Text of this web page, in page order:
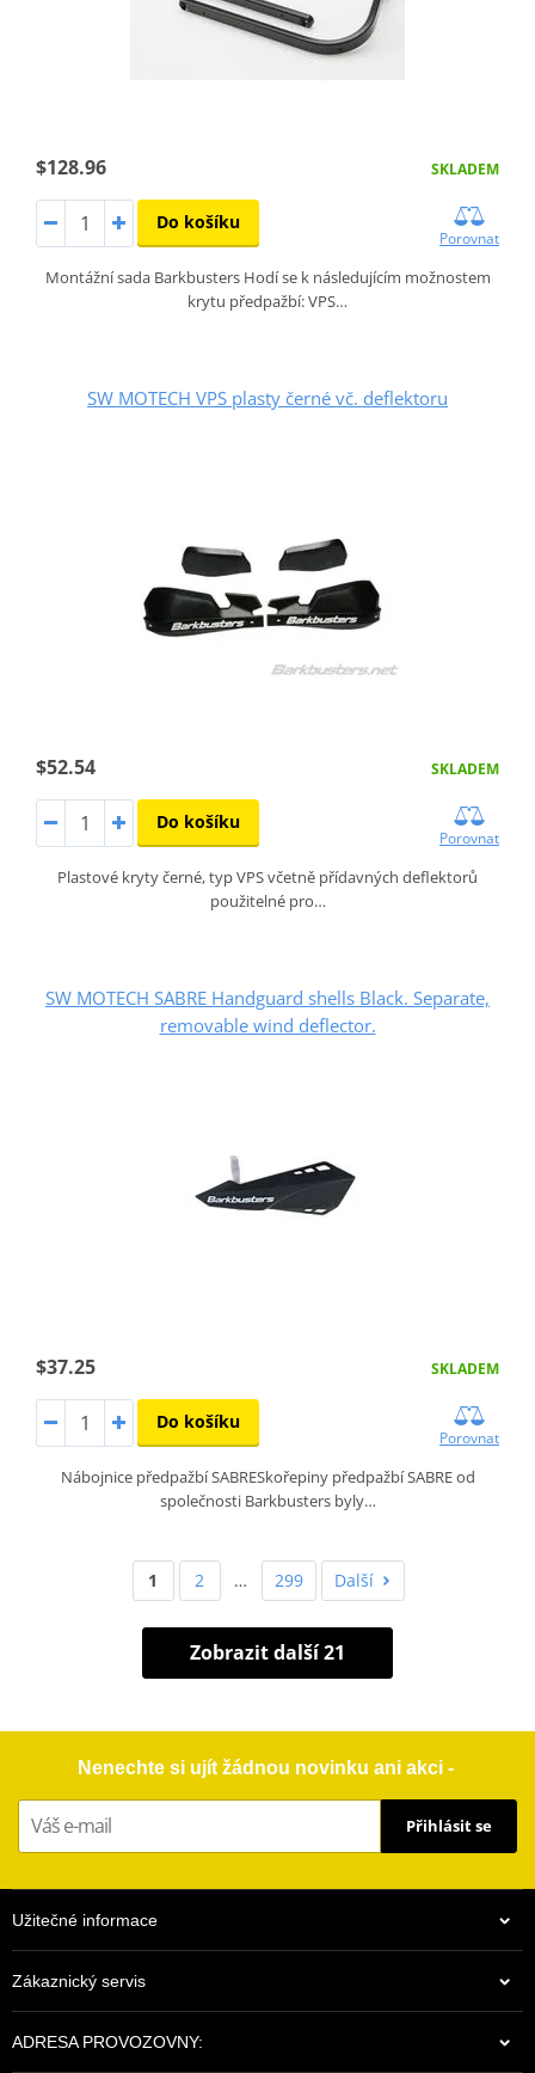
$128.96 SKLADEM
Do košíku
Porovnat
Montážní sada Barkbusters Hodí se k následujícím možnostem
krytu předpažbí: VPS…
SW MOTECH VPS plasty černé vč. deflektoru
$52.54 SKLADEM
Do košíku
Porovnat
Plastové kryty černé, typ VPS včetně přídavných deflektorů
použitelné pro…
SW MOTECH SABRE Handguard shells Black. Separate,
removable wind deflector.
$37.25 SKLADEM
Do košíku
Porovnat
Nábojnice předpažbí SABRESkořepiny předpažbí SABRE od
společnosti Barkbusters byly…
1 2 … 299 Další
Zobrazit další 21
Nenechte si ujít žádnou novinku ani akci -
Přihlásit se
Užitečné informace
Zákaznický servis
ADRESA PROVOZOVNY: